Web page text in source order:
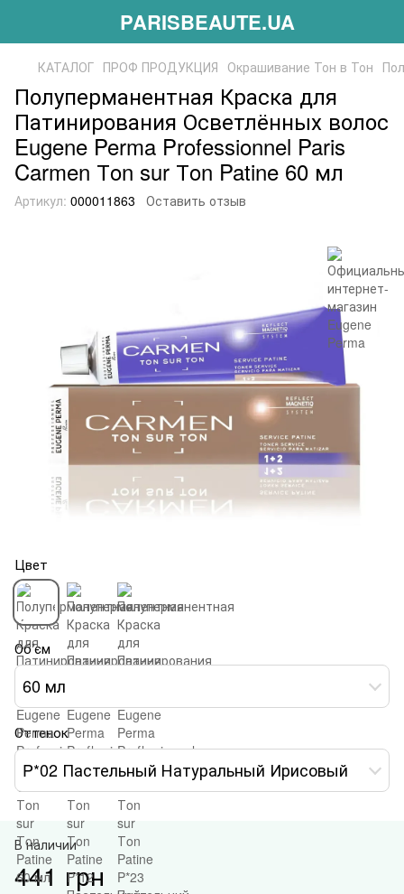
PARISBEAUTE.UA
КАТАЛОГ ПРОФ ПРОДУКЦИЯ Окрашивание Тон в Тон
Полуперманентная Краска для
Патинирования Осветлённых волос
Eugene Perma Professionnel Paris
Carmen Тon sur Тon Patine 60 мл
Артикул: 000011863 Оставить отзыв
Цвет
Об’єм
60 мл
Оттенок
P*02 Пастельный Натуральный Ирисовый
В наличии
441 грн